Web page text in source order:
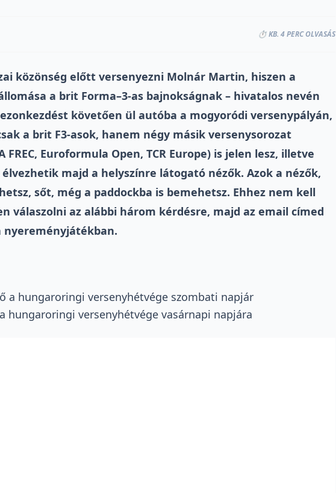
⏱️ KB. 4 PERC OLVASÁS
közönség előtt versenyezni Molnár Martin, hiszen a
a brit Forma–3-as bajnokságnak – hivatalos nevén
követően ül autóba a mogyoródi versenypályán,
a brit F3-asok, hanem négy másik versenysorozat
Euroformula Open, TCR Europe) is jelen lesz, illetve
majd a helyszínre látogató nézők. Azok a nézők,
sőt, még a paddockba is bemehetsz. Ehhez nem kell
válaszolni az alábbi három kérdésre, majd az email címed
nyereményjátékban.
a hungaroringi versenyhétvége szombati napjár
hungaroringi versenyhétvége vasárnapi napjára